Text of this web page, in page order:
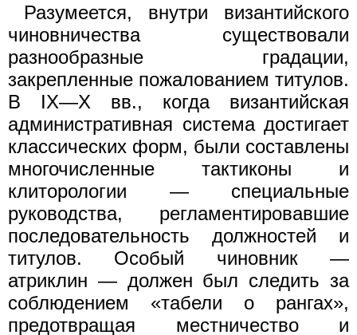
Разумеется, внутри византийского
чиновничества существовали
разнообразные градации,
закрепленные пожалованием титулов.
В IX—X вв., когда византийская
административная система достигает
классических форм, были составлены
многочисленные тактиконы и
клиторологии — специальные
руководства, регламентировавшие
последовательность должностей и
титулов. Особый чиновник —
атриклин — должен был следить за
соблюдением «табели о рангах»,
предотвращая местничество и